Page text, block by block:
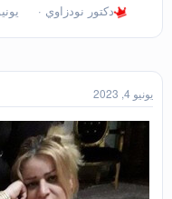
ب
د
ا
ل
م
و
ض
دكتور نودزاوي
ت
ر
خ
ل
ب
ء
يونيو
يونيو 4, 2023